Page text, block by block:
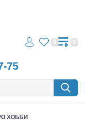
75
0 0
ХОББИ